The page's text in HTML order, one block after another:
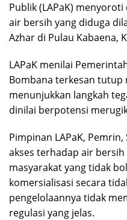
Publik (LAPaK)
air bersih yang diduga
Azhar di Pulau Kabaena,
LAPaK menilai
Bombana terkesan tutup
menunjukkan langkah
dinilai berpotensi
Pimpinan LAPaK,
akses terhadap air
masyarakat yang tidak
komersialisasi secara
pengelolaannya tidak
regulasi yang jelas.